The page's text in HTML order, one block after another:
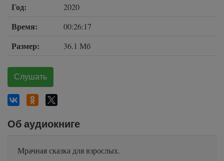
Год: 2020
Время: 00:26:17
Размер: 36.1 Мб
Слушать
Об аудиокниге
Мрачная сказка для взрослых.